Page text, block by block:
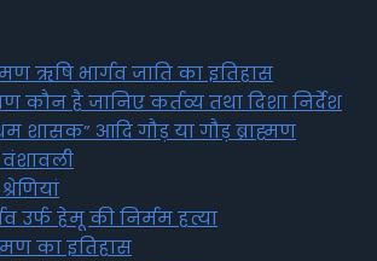
ऋषि भार्गव जाति का इतिहास
कौन है जानिए कर्तव्य तथा दिशा निर्देश
शासक” आदि गौड़ या गौड़ ब्राह्मण
वंशावली
उर्फ हेमू की निर्मम हत्या
का इतिहास